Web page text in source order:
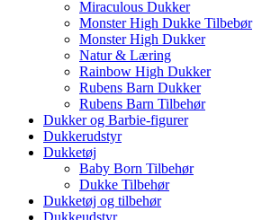
Miraculous Dukker
Monster High Dukke Tilbebør
Monster High Dukker
Natur & Læring
Rainbow High Dukker
Rubens Barn Dukker
Rubens Barn Tilbehør
Dukker og Barbie-figurer
Dukkerudstyr
Dukketøj
Baby Born Tilbehør
Dukke Tilbehør
Dukketøj og tilbehør
Dukkeudstyr